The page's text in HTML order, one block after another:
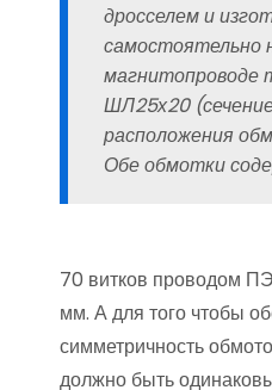
дросселем и
самостоятельно
магнитопроводе
ШЛ25х20
расположения
Обе обмотки
70 витков проводом
мм. А для того чтобы
симметричность
должно быть